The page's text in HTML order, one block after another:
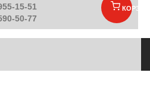
15-51
50-77